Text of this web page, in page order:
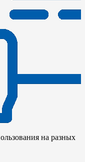
на разных